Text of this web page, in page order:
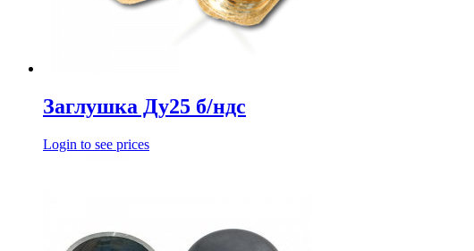
Заглушка Ду25 б/ндс
Login to see prices